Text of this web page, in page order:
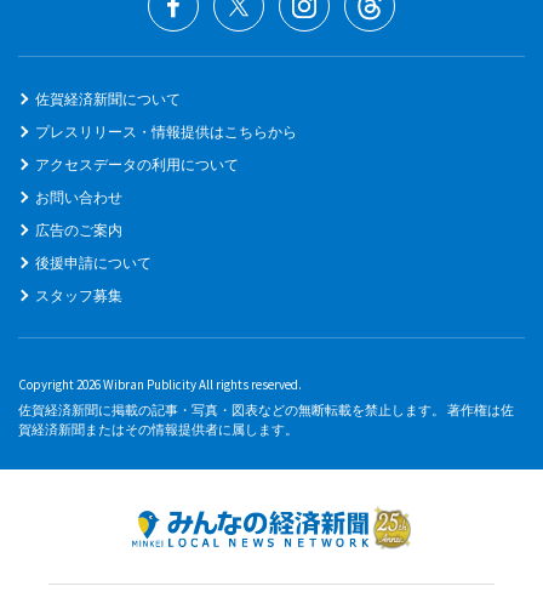
佐賀経済新聞について
プレスリリース・情報提供はこちらから
アクセスデータの利用について
お問い合わせ
広告のご案内
後援申請について
スタッフ募集
Copyright 2026 Wibran Publicity All rights reserved.
佐賀経済新聞に掲載の記事・写真・図表などの無断転載を禁止します。 著作権は佐
賀経済新聞またはその情報提供者に属します。